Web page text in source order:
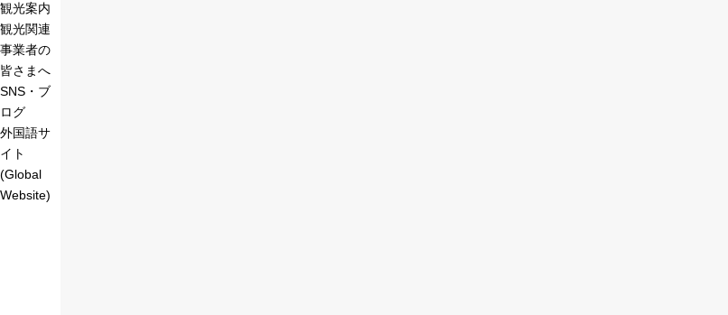
観光案内
観光関連
事業者の
皆さまへ
SNS・ブ
ログ
外国語サ
イト
(Global
Website)